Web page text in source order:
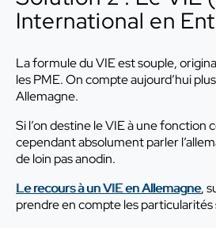
International en
La formule du VIE est souple,
les PME. On compte aujourd’hui
Allemagne.
Si l’on destine le VIE à une fonction
cependant absolument parler
de loin pas anodin.
Le recours à un VIE en Allemagne,
prendre en compte les particularités